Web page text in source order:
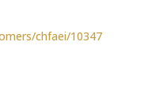
chfaei/10347